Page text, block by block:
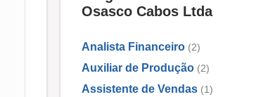
Osasco Cabos Ltda
Analista Financeiro (2)
Auxiliar de Produção (2)
Assistente de Vendas (1)